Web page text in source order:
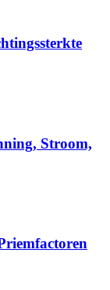
Stroom,